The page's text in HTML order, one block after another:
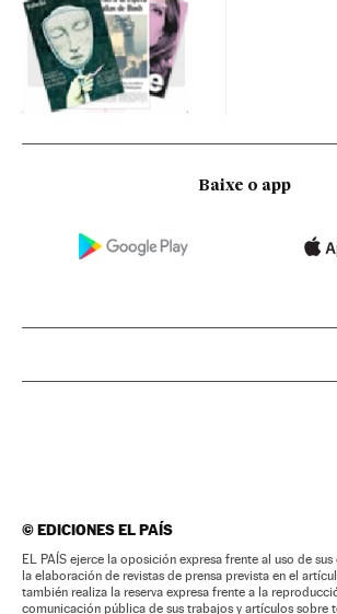
Baixe o app
©EDICIONES EL PAÍS
EL PAÍS ejerce la oposición expresa frente al uso de
la elaboración de revistas de prensa prevista en el
también realiza la reserva expresa frente a la
comunicación pública de sus trabajos y artículos sobre